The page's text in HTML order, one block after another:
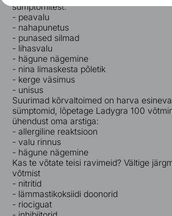
sümptomitest:
- peavalu
- nahapunetus
- punased silmad
- lihasvalu
- hägune nägemine
- nina limaskesta põletik
- kerge väsimus
- unisus
Suurimad kõrvaltoimed on harva
sümptomid, lõpetage Ladygra 100
ühendust oma arstiga:
- allergiline reaktsioon
- valu rinnus
- hägune nägemine
Kas te võtate teisi ravimeid? Vältige
võtmist
- nitritid
- lämmastikoksiidi doonorid
- riociguat